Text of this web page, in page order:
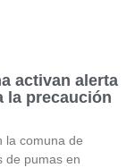
activan alerta
la precaución
la comuna de
de pumas en